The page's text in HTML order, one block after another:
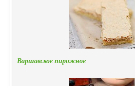
Варшавское пирожное